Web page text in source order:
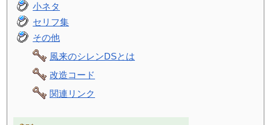
小ネタ
セリフ集
その他
風来のシレンDSとは
改造コード
関連リンク